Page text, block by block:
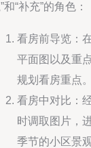
和“补充”的角色：
看房前导览：
平面图以及重
规划看房重点。
看房中对比：
时调取图片，
季节的小区景